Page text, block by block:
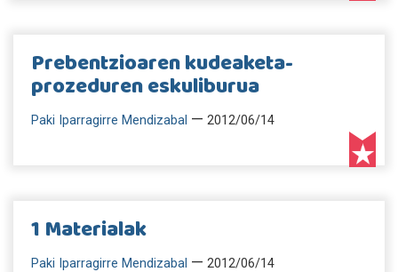
Prebentzioaren kudeaketa-
prozeduren eskuliburua
Paki Iparragirre Mendizabal — 2012/06/14
1 Materialak
Paki Iparragirre Mendizabal — 2012/06/14